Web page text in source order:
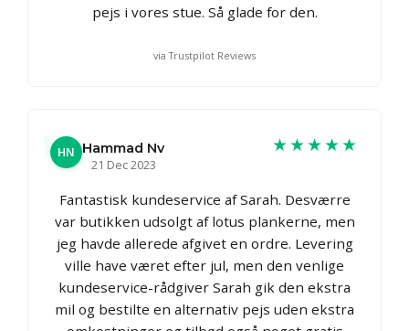
pejs i vores stue. Så glade for den.
via Trustpilot Reviews
HN Hammad Nv
21 Dec 2023
★★★★★
Fantastisk kundeservice af Sarah. Desværre
var butikken udsolgt af lotus plankerne, men
jeg havde allerede afgivet en ordre. Levering
ville have været efter jul, men den venlige
kundeservice-rådgiver Sarah gik den ekstra
mil og bestilte en alternativ pejs uden ekstra